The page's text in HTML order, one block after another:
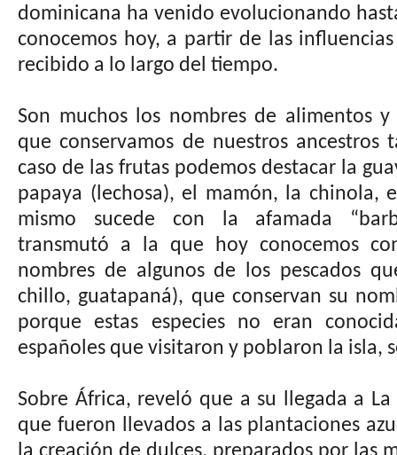
dominicana ha venido evolucionando
conocemos hoy, a partir de las
recibido a lo largo del tiempo.
Son muchos los nombres de alimentos y
que conservamos de nuestros ancestros
caso de las frutas podemos destacar la
papaya (lechosa), el mamón, la chinola,
mismo sucede con la afamada
transmutó a la que hoy conocemos
nombres de algunos de los pescados
chillo, guatapaná), que conservan su
porque estas especies no eran
españoles que visitaron y poblaron la isla,
Sobre África, reveló que a su llegada a La
que fueron llevados a las plantaciones